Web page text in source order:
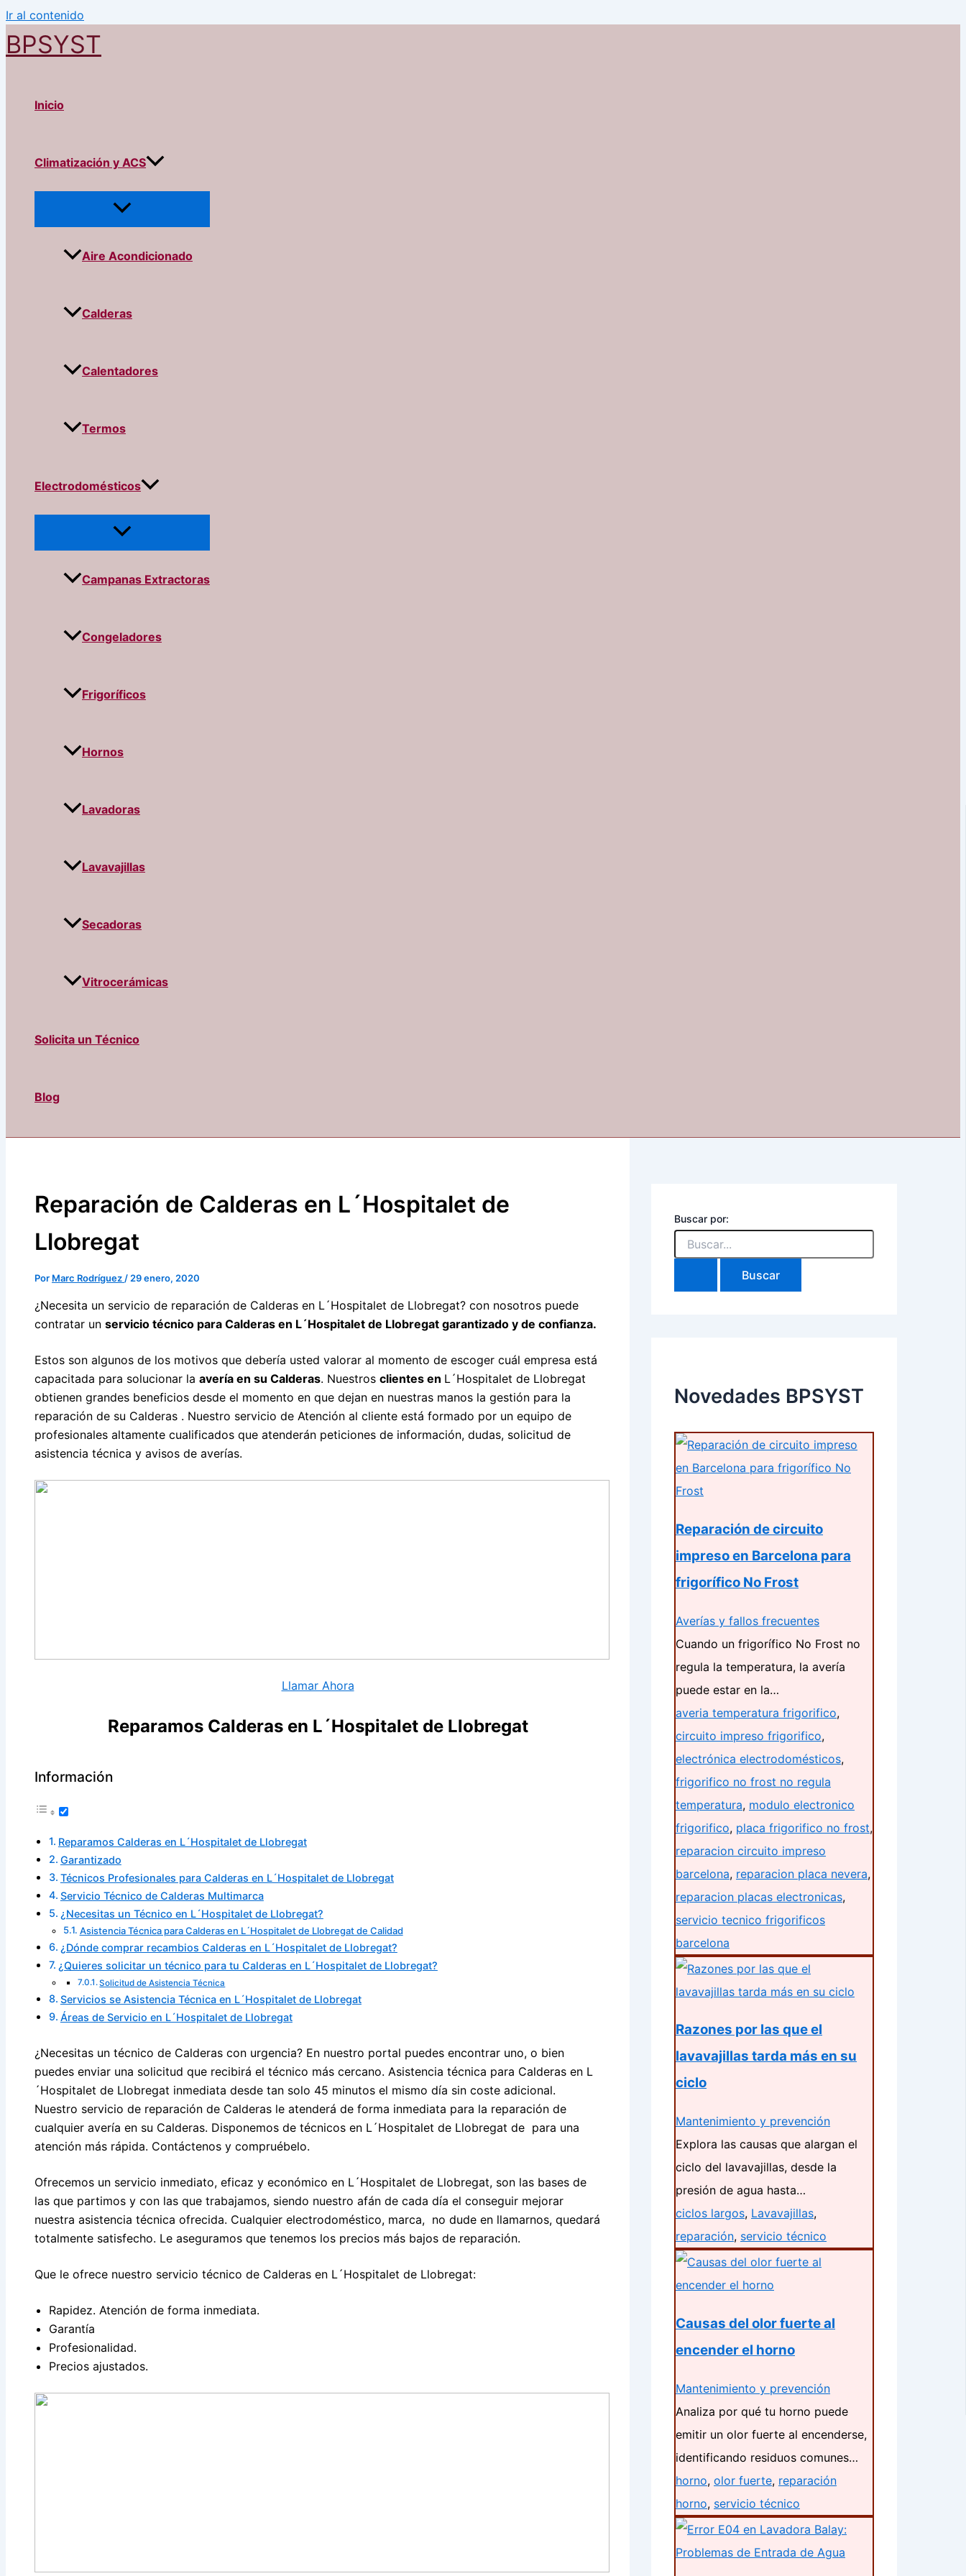
Ir al contenido
BPSYST
Inicio
Climatización y ACS
Aire Acondicionado
Calderas
Calentadores
Termos
Electrodomésticos
Campanas Extractoras
Congeladores
Frigoríficos
Hornos
Lavadoras
Lavavajillas
Secadoras
Vitrocerámicas
Solicita un Técnico
Blog
Reparación de Calderas en L´Hospitalet de
Llobregat
Por Marc Rodríguez / 29 enero, 2020
¿Necesita un servicio de reparación de Calderas en L´Hospitalet de Llobregat? con nosotros puede
contratar un servicio técnico para Calderas en L´Hospitalet de Llobregat garantizado y de confianza.
Estos son algunos de los motivos que debería usted valorar al momento de escoger cuál empresa está
capacitada para solucionar la avería en su Calderas. Nuestros clientes en L´Hospitalet de Llobregat
obtienen grandes beneficios desde el momento en que dejan en nuestras manos la gestión para la
reparación de su Calderas . Nuestro servicio de Atención al cliente está formado por un equipo de
profesionales altamente cualificados que atenderán peticiones de información, dudas, solicitud de
asistencia técnica y avisos de averías.
Llamar Ahora
Reparamos Calderas en L´Hospitalet de Llobregat
Información
Reparamos Calderas en L´Hospitalet de Llobregat
Garantizado
Técnicos Profesionales para Calderas en L´Hospitalet de Llobregat
Servicio Técnico de Calderas Multimarca
¿Necesitas un Técnico en L´Hospitalet de Llobregat?
Asistencia Técnica para Calderas en L´Hospitalet de Llobregat de Calidad
¿Dónde comprar recambios Calderas en L´Hospitalet de Llobregat?
¿Quieres solicitar un técnico para tu Calderas en L´Hospitalet de Llobregat?
Solicitud de Asistencia Técnica
Servicios se Asistencia Técnica en L´Hospitalet de Llobregat
Áreas de Servicio en L´Hospitalet de Llobregat
¿Necesitas un técnico de Calderas con urgencia? En nuestro portal puedes encontrar uno, o bien
puedes enviar una solicitud que recibirá el técnico más cercano. Asistencia técnica para Calderas en L
´Hospitalet de Llobregat inmediata desde tan solo 45 minutos el mismo día sin coste adicional.
Nuestro servicio de reparación de Calderas le atenderá de forma inmediata para la reparación de
cualquier avería en su Calderas. Disponemos de técnicos en L´Hospitalet de Llobregat de para una
atención más rápida. Contáctenos y compruébelo.
Ofrecemos un servicio inmediato, eficaz y económico en L´Hospitalet de Llobregat, son las bases de
las que partimos y con las que trabajamos, siendo nuestro afán de cada día el conseguir mejorar
nuestra asistencia técnica ofrecida. Cualquier electrodoméstico, marca, no dude en llamarnos, quedará
totalmente satisfecho. Le aseguramos que tenemos los precios más bajos de reparación.
Que le ofrece nuestro servicio técnico de Calderas en L´Hospitalet de Llobregat:
Rapidez. Atención de forma inmediata.
Garantía
Profesionalidad.
Precios ajustados.
Buscar por:
Novedades BPSYST
Reparación de circuito
impreso en Barcelona para
frigorífico No Frost
Averías y fallos frecuentes
Cuando un frigorífico No Frost no
regula la temperatura, la avería
puede estar en la…
averia temperatura frigorifico,
circuito impreso frigorifico,
electrónica electrodomésticos,
frigorifico no frost no regula
temperatura, modulo electronico
frigorifico, placa frigorifico no frost,
reparacion circuito impreso
barcelona, reparacion placa nevera,
reparacion placas electronicas,
servicio tecnico frigorificos
barcelona
Razones por las que el
lavavajillas tarda más en su
ciclo
Mantenimiento y prevención
Explora las causas que alargan el
ciclo del lavavajillas, desde la
presión de agua hasta…
ciclos largos, Lavavajillas,
reparación, servicio técnico
Causas del olor fuerte al
encender el horno
Mantenimiento y prevención
Analiza por qué tu horno puede
emitir un olor fuerte al encenderse,
identificando residuos comunes…
horno, olor fuerte, reparación
horno, servicio técnico